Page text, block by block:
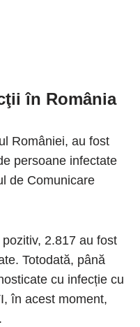
în România
României, au fost
persoane infectate
de Comunicare
2.817 au fost
Totodată, până
cu infecție cu
în acest moment,